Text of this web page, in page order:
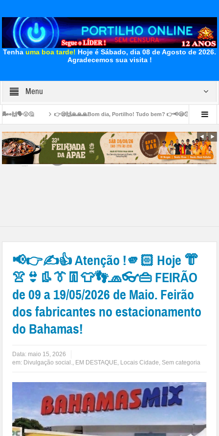
Tenha uma boa tarde! Hoje é Sábado, dia 08 de Agosto de 2026.
Agradecemos sua visita !
Menu
Tudo bem? 👉📢😪😞💊🙌🙏👏🤝Venho lhe pedir, de coração, uma ajuda que não
Secretaria de Obras intensifica melhorias nas estradas rurais
📢👉✍👍 Atenção !🫵🏻 Hoje 👘
👚👙👢👔👖👕👣🧢👓👜 FEIRÃO
de 09 a 19/05/2026 de Maio. Feirão
dos fabricantes no estacionamento
do Bahamas!
Data: maio 15, 2026
em: Divulgação social., EM DESTAQUE, Locais Cidade, Sem categoria